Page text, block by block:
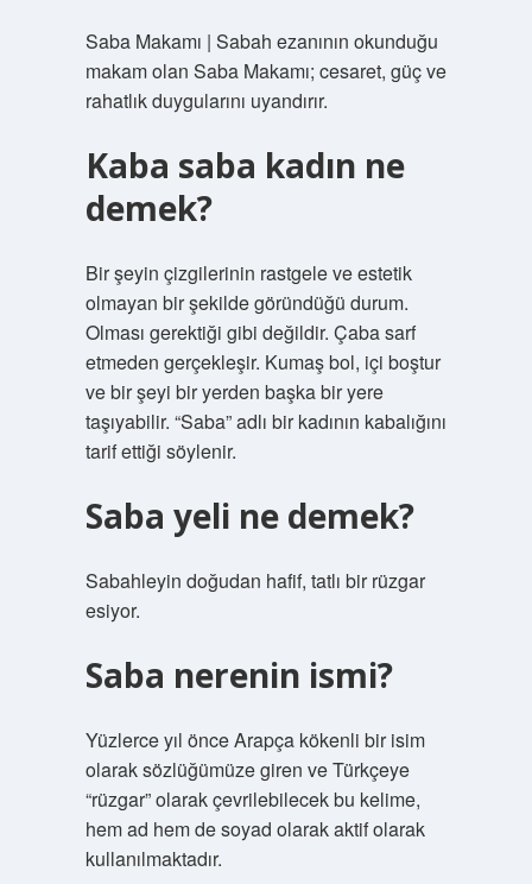
Saba Makamı | Sabah ezanının okunduğu
makam olan Saba Makamı; cesaret, güç ve
rahatlık duygularını uyandırır.
Kaba saba kadın ne
demek?
Bir şeyin çizgilerinin rastgele ve estetik
olmayan bir şekilde göründüğü durum.
Olması gerektiği gibi değildir. Çaba sarf
etmeden gerçekleşir. Kumaş bol, içi boştur
ve bir şeyi bir yerden başka bir yere
taşıyabilir. “Saba” adlı bir kadının kabalığını
tarif ettiği söylenir.
Saba yeli ne demek?
Sabahleyin doğudan hafif, tatlı bir rüzgar
esiyor.
Saba nerenin ismi?
Yüzlerce yıl önce Arapça kökenli bir isim
olarak sözlüğümüze giren ve Türkçeye
“rüzgar” olarak çevrilebilecek bu kelime,
hem ad hem de soyad olarak aktif olarak
kullanılmaktadır.